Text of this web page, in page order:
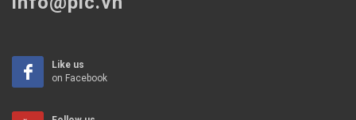
Like us
on Facebook